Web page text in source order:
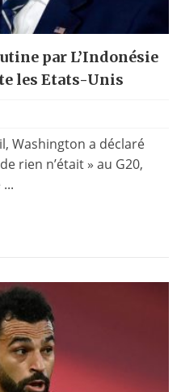
par L’Indonésie
les Etats-Unis
Washington a déclaré
rien n’était » au G20,